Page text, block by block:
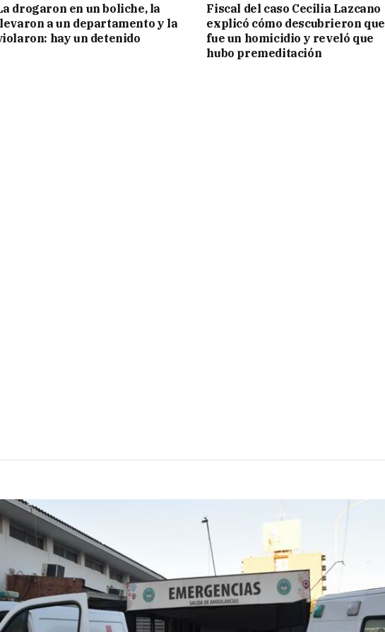
drogaron en un boliche, la
a un departamento y la
hay un detenido
Fiscal del caso Cecilia Lazcano
explicó cómo descubrieron que
fue un homicidio y reveló que
hubo premeditación